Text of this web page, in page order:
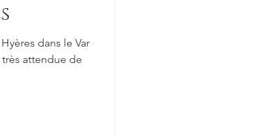
dans le Var
attendue de